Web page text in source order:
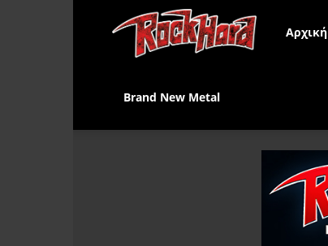
Rock
Αρχική
Brand New Metal